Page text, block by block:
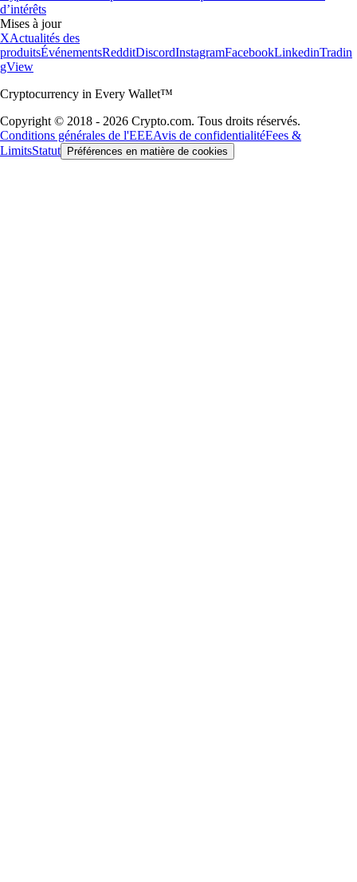
d’intérêts
Mises à jour
XActualités des
produitsÉvénementsRedditDiscordInstagramFacebookLinkedinTradin
gView
Cryptocurrency in Every Wallet™
Copyright © 2018 - 2026 Crypto.com. Tous droits réservés.
Conditions générales de l'EEEAvis de confidentialitéFees &
LimitsStatut Préférences en matière de cookies